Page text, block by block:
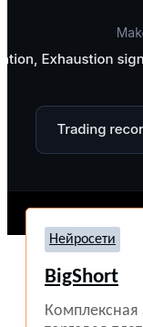
Нейросети
BigShort